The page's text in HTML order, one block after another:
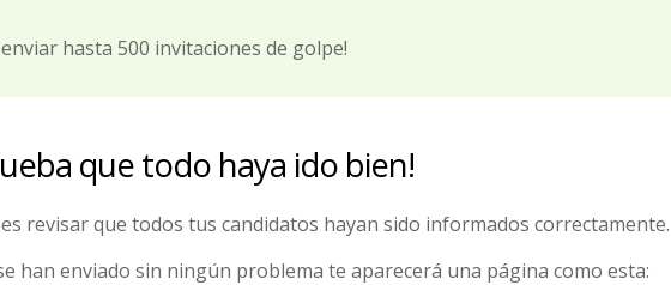
enviar hasta 500 invitaciones de golpe!
que todo haya ido bien!
revisar que todos tus candidatos hayan sido informados correctamente.
han enviado sin ningún problema te aparecerá una página como esta: